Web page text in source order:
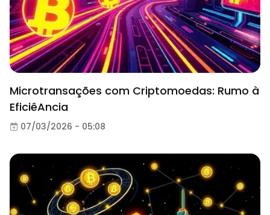
Microtransações com Criptomoedas: Rumo à
EficiêAncia
07/03/2026 - 05:08